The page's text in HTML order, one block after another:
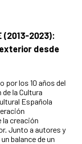
(2013-2023):
desde
por los 10 años del
la Cultura
Española
la creación
Junto a autores y
balance de un